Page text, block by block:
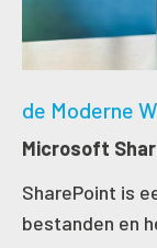
de Moderne
Microsoft
SharePoint is
bestanden en